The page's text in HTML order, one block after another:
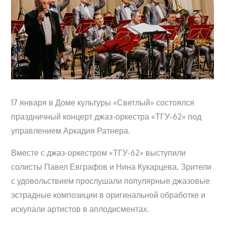
17 января в Доме культуры «Светлый» состоялся
праздничный концерт джаз-оркестра «ТГУ-62» под
управлением Аркадия Ратнера.
Вместе с джаз-оркестром «ТГУ-62» выступили
солисты Павел Евграфов и Нина Кукарцева. Зрители
с удовольствием прослушали популярные джазовые
эстрадные композиции в оригинальной обработке и
искупали артистов в аплодисментах.